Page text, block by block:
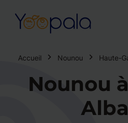
Accueil Nounou Haute-
Nounou